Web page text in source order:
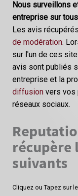
Nous surveillons
entreprise sur
Les avis
de modération.
sur l'un de ces
avis sont publiés
entreprise et la
diffusion vers vos
réseaux sociaux.
récupère
suivants
Cliquez ou Tapez sur